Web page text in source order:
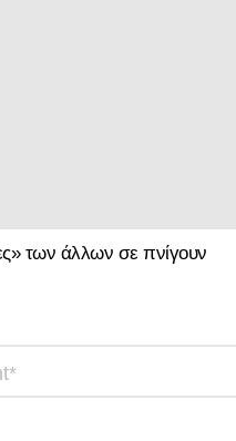
των άλλων σε πνίγουν